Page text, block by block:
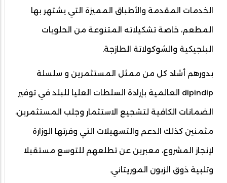
الخدمات المقدمة والأطباق المميزة التي يشتهر بها
المطعم، خاصة تشكيلاته المتنوعة من الحلويات
البلجيكية والشوكولاتة الطازجة.
بدورهم أشاد كل من ممثل المستثمرين و سلسلة
dipindip العالمية بإرادة السلطات العليا للبلد في توفير
الضمانات الكافية لتشجيع الاستثمار وجلب المستثمرين،
مثمنين كذلك الدعم والتسهيلات التي وفرتها الوزارة
لإنجاز المشروع، معبرين عن تطلعهم للتوسع مستقبلا
وتلبية ذوق الزبون الموريتاني.